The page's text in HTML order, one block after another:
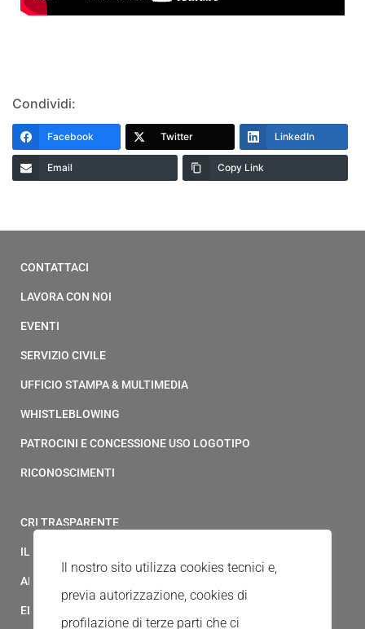
Condividi:
Facebook Twitter LinkedIn
Email Copy Link
CONTATTACI
LAVORA CON NOI
EVENTI
SERVIZIO CIVILE
UFFICIO STAMPA & MULTIMEDIA
WHISTLEBLOWING
PATROCINI E CONCESSIONE USO LOGOTIPO
RICONOSCIMENTI
CRI TRASPARENTE
IL MODELLO 231 DELLA CROCE ROSSA ITALIANA
ALBO FORNITORI
ELENCO AVVOCATI
Il nostro sito utilizza cookies tecnici e,
previa autorizzazione, cookies di
profilazione di terze parti che ci